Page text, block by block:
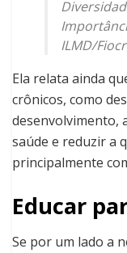
ILMD/
Ela relata ainda
crônicos, como
desenvolvimento,
saúde e reduzir a
principalmente
Educar
Se por um lado a